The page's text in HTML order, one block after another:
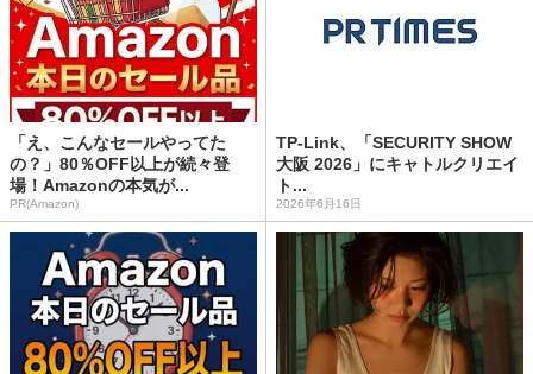
「え、こんなセールやってた
の？」80％OFF以上が続々登
場！Amazonの本気が...
PR(Amazon)
TP-Link、「SECURITY SHOW
大阪 2026」にキャトルクリエイ
ト...
2026年6月16日